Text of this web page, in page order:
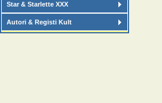
Star & Starlette XXX
Autori & Registi Kult